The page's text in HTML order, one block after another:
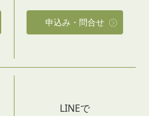
申込み・問合せ
LINEで